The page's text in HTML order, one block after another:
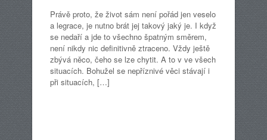
Právě proto, že život sám není pořád jen veselo
a legrace, je nutno brát jej takový jaký je. I když
se nedaří a jde to všechno špatným směrem,
není nikdy nic definitivně ztraceno. Vždy ještě
zbývá něco, čeho se lze chytit. A to v ve všech
situacích. Bohužel se nepříznivé věci stávají i
při situacích, […]